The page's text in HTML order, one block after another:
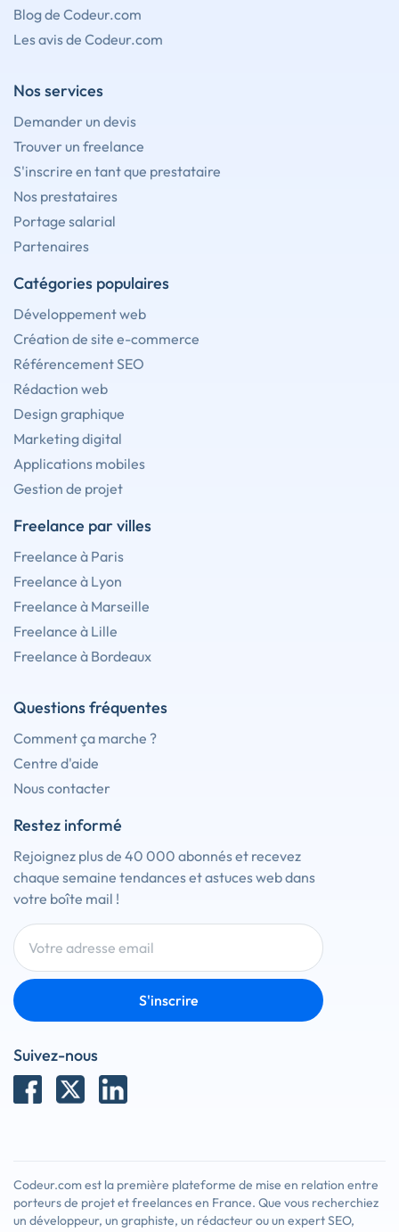
Blog de Codeur.com
Les avis de Codeur.com
Nos services
Demander un devis
Trouver un freelance
S'inscrire en tant que prestataire
Nos prestataires
Portage salarial
Partenaires
Catégories populaires
Développement web
Création de site e-commerce
Référencement SEO
Rédaction web
Design graphique
Marketing digital
Applications mobiles
Gestion de projet
Freelance par villes
Freelance à Paris
Freelance à Lyon
Freelance à Marseille
Freelance à Lille
Freelance à Bordeaux
Questions fréquentes
Comment ça marche ?
Centre d'aide
Nous contacter
Restez informé
Rejoignez plus de 40 000 abonnés et recevez
chaque semaine tendances et astuces web dans
votre boîte mail !
S'inscrire
Suivez-nous
Codeur.com est la première plateforme de mise en relation entre
porteurs de projet et freelances en France. Que vous recherchiez
un développeur, un graphiste, un rédacteur ou un expert SEO,